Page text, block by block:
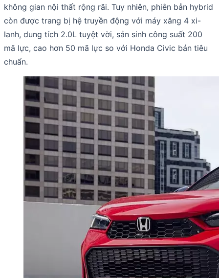
không gian nội thất rộng rãi. Tuy nhiên, phiên bản hybrid
còn được trang bị hệ truyền động với máy xăng 4 xi-
lanh, dung tích 2.0L tuyệt vời, sản sinh công suất 200
mã lực, cao hơn 50 mã lực so với Honda Civic bản tiêu
chuẩn.